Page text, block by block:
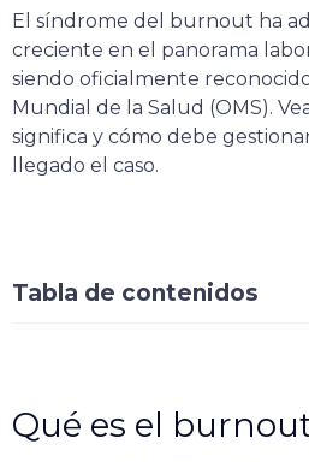
El síndrome del burnout ha
creciente en el panorama
siendo oficialmente
Mundial de la Salud (OMS).
significa y cómo debe
llegado el caso.
Tabla de contenidos
Qué es el